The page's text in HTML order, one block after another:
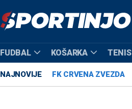
FUDBAL KOŠARKA TENIS
NAJNOVIJE FK CRVENA ZVEZDA